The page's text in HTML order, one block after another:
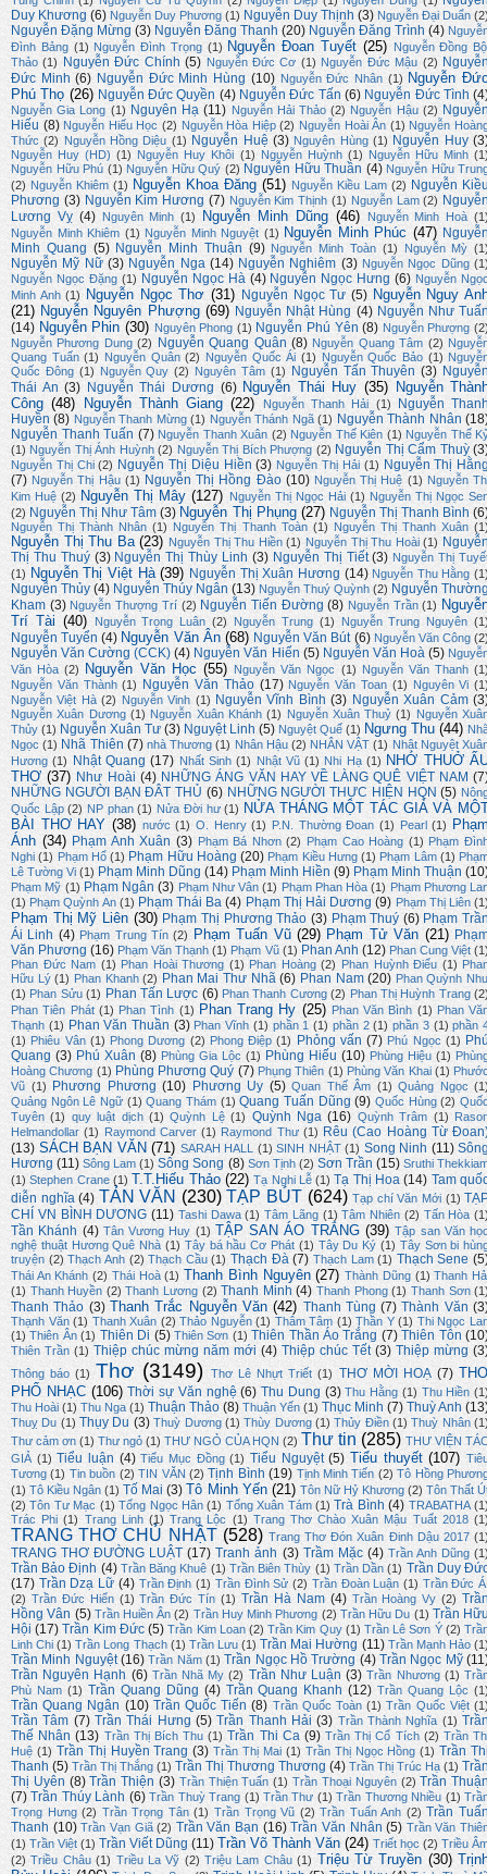
Duy Khương (6) Nguyễn Duy Phương (1) Nguyễn Duy Thịnh (3) Nguyễn Đại Duẩn
Nguyễn Đặng Mừng (3) Nguyễn Đăng Thanh (20) Nguyễn Đăng Trình (4)
Đình Bảng (1) Nguyễn Đình Trọng (1) Nguyễn Đoan Tuyết (25)
Nguyễn Đồng
Thảo (1) Nguyễn Đức Chính (5) Nguyễn Đức Cơ (1) Nguyễn Đức Mậu (2)
Đức Minh (6) Nguyễn Đức Minh Hùng (10) Nguyễn Đức Nhân (1) Nguyễn
Phú Thọ (26) Nguyễn Đức Quyền (4) Nguyễn Đức Tấn (6) Nguyễn Đức Tình
Nguyễn Gia Long (1) Nguyên Hạ (11) Nguyễn Hải Thảo (2) Nguyễn Hậu (2)
Hiếu (8) Nguyễn Hiếu Học (2) Nguyễn Hòa Hiệp (2) Nguyễn Hoài Ân (1) Nguyễn
Thức (2) Nguyễn Hồng Diệu (1) Nguyễn Huệ (3) Nguyên Hùng (1) Nguyễn Huy
Nguyễn Huy (HD) (1) Nguyễn Huy Khôi (1) Nguyễn Huỳnh (1) Nguyễn Hữu Minh
Nguyễn Hữu Phú (1) Nguyễn Hữu Quý (2) Nguyễn Hữu Thuần (4) Nguyễn Hữu
(2) Nguyễn Khiêm (1) Nguyễn Khoa Đăng (51) Nguyễn Kiều Lam (2) Nguyễn
Phương (3) Nguyễn Kim Hương (7) Nguyễn Kim Thịnh (1) Nguyễn Lam (2)
Lương Vỵ (4) Nguyên Minh (1) Nguyễn Minh Dũng (46) Nguyễn Minh Hoà
Nguyễn Minh Khiêm (1) Nguyễn Minh Nguyệt (1) Nguyễn Minh Phúc (47)
Minh Quang (5) Nguyễn Minh Thuận (9) Nguyễn Minh Toàn (1) Nguyễn Mỳ
Nguyễn Mỹ Nữ (3) Nguyễn Nga (14) Nguyễn Nghiêm (3) Nguyễn Ngọc Dũng
Nguyễn Ngọc Đặng (1) Nguyễn Ngọc Hà (4) Nguyễn Ngọc Hưng (6) Nguyễn
Minh Anh (1) Nguyễn Ngọc Thơ (31) Nguyễn Ngọc Tư (5) Nguyễn Nguy
(21) Nguyễn Nguyên Phượng (69) Nguyễn Nhật Hùng (4) Nguyễn Như
(14) Nguyễn Phin (30) Nguyên Phong (1) Nguyễn Phú Yên (8) Nguyễn Phượng
Nguyễn Phương Dung (2) Nguyễn Quang Quân (8) Nguyễn Quang Tâm (2)
Quang Tuấn (1) Nguyễn Quân (2) Nguyễn Quốc Ái (1) Nguyễn Quốc Bảo (1)
Quốc Đông (1) Nguyễn Quy (2) Nguyên Tâm (1) Nguyễn Tấn Thuyên (3)
Thái An (3) Nguyễn Thái Dương (6) Nguyễn Thái Huy (35)
Nguyễn
Công (48) Nguyễn Thành Giang (22) Nguyễn Thanh Hải (1)
Nguyễn
Huyền (8) Nguyễn Thanh Mừng (1) Nguyễn Thánh Ngã (1) Nguyễn Thành Nhân
Nguyễn Thanh Tuấn (7) Nguyễn Thanh Xuân (2) Nguyễn Thế Kiên (1) Nguyễn Thế
(1) Nguyễn Thị Ánh Huỳnh (2) Nguyễn Thị Bích Phượng (2) Nguyễn Thị Cẩm Thuỳ
Nguyễn Thị Chi (2) Nguyễn Thị Diệu Hiền (3) Nguyễn Thị Hải (1) Nguyễn Thị
(7) Nguyễn Thị Hậu (1) Nguyễn Thị Hồng Đào (10) Nguyễn Thị Huệ (1) Nguyễn
Kim Huệ (2) Nguyễn Thị Mây (127) Nguyễn Thị Ngọc Hải (1) Nguyễn Thị Ngọc
(2) Nguyễn Thị Như Tâm (3) Nguyễn Thị Phụng (27) Nguyễn Thị Thanh Bình
Nguyễn Thị Thành Nhân (1) Nguyễn Thị Thanh Toàn (1) Nguyễn Thị Thanh Xuân
Nguyễn Thị Thu Ba (23) Nguyễn Thị Thu Hiền (1) Nguyễn Thị Thu Hoài (1)
Thị Thu Thuý (3) Nguyễn Thị Thùy Linh (3) Nguyễn Thị Tiết (3) Nguyễn Thị
(1) Nguyễn Thị Việt Hà (39) Nguyễn Thị Xuân Hương (14) Nguyễn Thu Hằng
Nguyễn Thủy (4) Nguyễn Thúy Ngân (13) Nguyễn Thuý Quỳnh (2) Nguyễn
Kham (3) Nguyễn Thượng Trí (2) Nguyễn Tiến Đường (8) Nguyễn Trần (1)
Trí Tài (40) Nguyễn Trọng Luân (2) Nguyễn Trung (1) Nguyễn Trung Nguyên
Nguyễn Tuyển (4) Nguyễn Văn Ân (68) Nguyễn Văn Bút (6) Nguyễn Văn Công
Nguyễn Văn Cường (CCK) (4) Nguyễn Văn Hiến (5) Nguyễn Văn Hoà (5)
Văn Hòa (2) Nguyễn Văn Học (55) Nguyễn Văn Ngọc (1) Nguyễn Văn Thanh
Nguyễn Văn Thành (1) Nguyễn Văn Thảo (17) Nguyễn Văn Toan (1) Nguyên Vi
Nguyễn Việt Hà (2) Nguyễn Vinh (1) Nguyễn Vĩnh Bình (3) Nguyễn Xuân Cảm
Nguyễn Xuân Dương (1) Nguyễn Xuân Khánh (1) Nguyễn Xuân Thuỷ (1) Nguyễn
Thủy (1) Nguyễn Xuân Tư (3) Nguyệt Linh (5) Nguyệt Quế (1) Ngưng Thu (44)
Ngọc (1) Nhã Thiên (7) nhà Thương (1) Nhân Hậu (2) NHÂN VẬT (1) Nhật Nguyệt
Hương (1) Nhật Quang (17) Nhất Sinh (1) Nhật Vũ (1) Nhi Hạ (1) NHỚ THUỞ
THƠ (37) Như Hoài (4) NHỮNG ÁNG VĂN HAY VỀ LÀNG QUÊ VIỆT NAM
NHỮNG NGƯỜI BẠN ĐÂT THỦ (6) NHỮNG NGƯỜI THỰC HIỆN HQN (5)
Quốc Lập (2) NP phan (1) Nửa Đời hư (1) NỬA THÁNG MỘT TÁC GIẢ VÀ
BÀI THƠ HAY (38) nước (1) O. Henry (1) P.N. Thường Đoan (1) Pearl (1)
Ánh (34) Phạm Anh Xuân (3) Phạm Bá Nhơn (2) Phạm Cao Hoàng (1) Phạm
Nghi (1) Phạm Hổ (1) Phạm Hữu Hoàng (20) Phạm Kiều Hưng (1) Phạm Lâm (1)
Lê Tường Vi (1) Phạm Minh Dũng (14) Phạm Minh Hiền (9) Phạm Minh Thuận
Phạm Mỹ (1) Phạm Ngân (3) Phạm Như Vân (1) Phạm Phan Hòa (1) Phạm Phương
(1) Phạm Quỳnh An (1) Phạm Thái Ba (4) Phạm Thị Hải Dương (9) Phạm Thị Liên
Phạm Thị Mỹ Liên (30) Phạm Thị Phương Thảo (3) Phạm Thuý (6) Phạm
Ái Linh (4) Phạm Trung Tín (2) Phạm Tuấn Vũ (29) Phạm Tử Văn (21)
Văn Phương (16) Phạm Văn Thạnh (1) Phạm Vũ (1) Phan Anh (12) Phan Cung Việt
Phan Đức Nam (1) Phan Hoài Thương (1) Phan Hoàng (2) Phan Huỳnh Điểu (1)
Hữu Lý (1) Phan Khanh (2) Phan Mai Thư Nhã (6) Phan Nam (20) Phan Quỳnh
(1) Phan Sửu (1) Phan Tấn Lược (6) Phan Thanh Cương (2) Phan Thị Huỳnh Trang
Phan Tiên Phát (1) Phan Tình (1) Phan Trang Hy (25) Phan Văn Bình (1) Phan
Thạnh (1) Phan Văn Thuần (3) Phan Vĩnh (1) phần 1 (1) phần 2 (1) phần 3 (1) phần
(1) Phiêu Vân (1) Phong Dương (2) Phong Điệp (1) Phỏng vấn (7) Phú Ngọc (1)
Quang (3) Phú Xuân (8) Phùng Gia Lộc (1) Phùng Hiếu (10) Phùng Hiệu (1)
Hoàng Chương (1) Phùng Phương Quý (7) Phụng Thiên (1) Phùng Văn Khai (1)
Vũ (1) Phương Phương (10) Phương Uy (5) Quan Thế Âm (1) Quảng Ngọc
Quảng Ngôn Lê Ngữ (1) Quang Thám (1) Quang Tuấn Dũng (9) Quốc Hùng (2)
Tuyên (1) quy luật dịch (1) Quỳnh Lệ (1) Quỳnh Nga (16) Quỳnh Trâm (1)
Helmandollar (1) Raymond Carver (1) Raymond Thư (1) Rêu (Cao Hoàng Từ
(13) SÁCH BẠN VĂN (71) SARAH HALL (1) SINH NHẬT (1) Song Ninh (11)
Hương (11) Sông Lam (1) Sông Song (8) Sơn Tịnh (2) Sơn Trần (15) Sruthi
(1) Stephen Crane (1) T.T.Hiếu Thảo (22) Tạ Nghi Lễ (1) Tạ Thị Hoa (14) Tam
diễn nghĩa (4) TẢN VĂN (230) TẠP BÚT (624) Tạp chí Văn Mới (1)
CHÍ VN BÌNH DƯƠNG (11) Tashi Dawa (1) Tâm Lãng (1) Tâm Nhiên (2) Tấn Hòa
Tần Khánh (4) Tân Vương Huy (1) TẬP SAN ÁO TRẮNG (39) Tập san Văn
nghệ thuật Hương Quê Nhà (1) Tây bá hầu Cơ Phát (1) Tây Du Ký (1) Tây Sơn bi
truyện (2) Thạch Anh (2) Thạch Cầu (1) Thạch Đà (7) Thạch Lam (1) Thạch Sene
Thái An Khánh (2) Thái Hoà (1) Thanh Bình Nguyên (27) Thành Dũng (1) Thanh
(1) Thanh Huyền (2) Thanh Lương (2) Thanh Minh (4) Thanh Phong (1) Thanh Sơn
Thanh Thảo (3) Thanh Trắc Nguyễn Văn (42) Thanh Tùng (7) Thành Văn
Thạnh Văn (1) Thanh Xuân (2) Thảo Nguyễn (1) Thâm Tâm (1) Thần Y (1) Thi Ngọc
(1) Thiên Ân (1) Thiên Di (5) Thiên Sơn (1) Thiên Thần Áo Trắng (7) Thiên Tôn
Thiên Trần (1) Thiệp chúc mừng năm mới (4) Thiệp chúc Tết (3) Thiệp mừng
Thông báo (1) Thơ (3149) Thơ Lê Nhựt Triết (1) THƠ MỜI HOẠ (7)
PHỔ NHẠC (106) Thời sự Văn nghệ (6) Thu Dung (3) Thu Hằng (1) Thu Hiền
Thu Hoài (1) Thu Nga (1) Thuận Thảo (8) Thuận Yến (1) Thục Minh (7) Thuỳ Anh
Thuỵ Du (1) Thụy Du (3) Thuỳ Dương (1) Thùy Dương (1) Thủy Điền (1) Thuỳ Nhân
Thư cảm ơn (1) Thư ngỏ (1) THƯ NGỎ CỦA HQN (2) Thư tin (285) THƯ VIỆN
GIẢ (1) Tiểu luận (4) Tiểu Mục Đồng (1) Tiểu Nguyệt (5) Tiểu thuyết (107)
Tương (1) Tin buồn (2) TIN VĂN (2) Tịnh Bình (19) Tịnh Minh Tiến (2) Tô Hồng
(1) Tô Kiều Ngân (1) Tố Mai (3) Tô Minh Yến (21) Tôn Nữ Hỷ Khương (2) Tôn Thất
(2) Tôn Tư Mạc (1) Tống Ngọc Hân (1) Tống Xuân Tám (1) Trà Bình (4) TRABATHA
Trác Phi (1) Trang Linh (1) Trang Lộc (1) Trang Thơ Chào Xuân Mậu Tuất 2018
TRANG THƠ CHỦ NHẬT (528) Trang Thơ Đón Xuân Đinh Dậu 2017
TRANG THƠ ĐƯỜNG LUẬT (17) Tranh ảnh (3) Trầm Mặc (4) Trần Anh Dũng
Trần Bảo Định (4) Trần Băng Khuê (1) Trần Biên Thùy (1) Trần Dần (1) Trần Duy
(17) Trần Dzạ Lữ (4) Trần Định (1) Trần Đình Sử (2) Trần Đoàn Luận (1) Trần Đức
(2) Trần Đức Hiển (1) Trần Đức Tín (1) Trần Hà Nam (4) Trần Hoàng Vy (2)
Hồng Vân (5) Trần Huiền Ân (2) Trần Huy Minh Phương (2) Trần Hữu Du (1) Trần
Hội (17) Trần Kim Đức (5) Trần Kim Loan (2) Trần Kim Quy (1) Trần Lê Sơn Ý (2)
Linh Chi (1) Trần Long Thạch (1) Trần Lưu (1) Trần Mai Hường (11) Trần Mạnh Hảo
Trần Minh Nguyệt (16) Trần Năm (1) Trần Ngọc Hồ Trường (4) Trần Ngọc Mỹ
Trần Nguyên Hạnh (6) Trần Nhã My (2) Trần Như Luận (3) Trần Nhương (1)
Phù Nam (1) Trần Quang Dũng (4) Trần Quang Khanh (12) Trần Quang Lộc
Trần Quang Ngân (10) Trần Quốc Tiến (8) Trần Quốc Toàn (1) Trần Quốc Việt
Trần Tâm (7) Trần Thái Hưng (5) Trần Thanh Hải (3) Trần Thành Nghĩa (1)
Thế Nhân (13) Trần Thị Bích Thu (1) Trần Thi Ca (9) Trần Thị Cổ Tích (2) Trần
Huệ (1) Trần Thị Huyền Trang (3) Trần Thị Mai (1) Trần Thị Ngọc Hồng (1) Trần
Thanh (5) Trần Thị Thắng (1) Trần Thị Thương Thương (4) Trần Thị Trúc Hạ (1)
Thị Uyên (8) Trần Thiện (3) Trần Thiện Tuấn (1) Trần Thoại Nguyên (2) Trần
(7) Trần Thúy Lành (6) Trần Thuỳ Trang (1) Trần Thư (1) Trần Thương Nhiều (1)
Trọng Hưng (2) Trần Trọng Tân (1) Trần Trọng Vũ (2) Trần Tuấn Anh (2) Trần
Thanh (10) Trần Vạn Giã (2) Trần Văn Bạn (16) Trần Văn Nhân (5) Trần Văn
(1) Trần Việt (1) Trần Viết Dũng (11) Trần Võ Thành Văn (24) Triết học (2) Triều
(2) Triều Châu (1) Triều La Vỹ (2) Triệu Lam Châu (1) Triệu Từ Truyền (30)